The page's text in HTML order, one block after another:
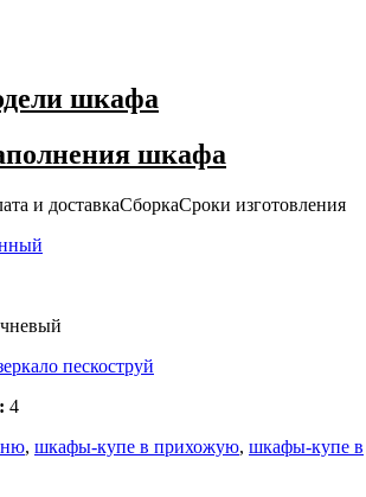
шкафа
шкафа
и доставкаСборкаСроки изготовления
пескоструй
4
, шкафы-купе в прихожую, шкафы-купе в